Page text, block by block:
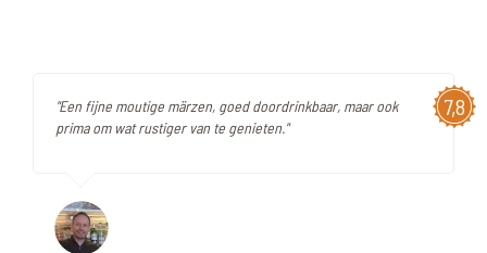
7,8
"Een fijne moutige märzen, goed doordrinkbaar, maar ook
prima om wat rustiger van te genieten."